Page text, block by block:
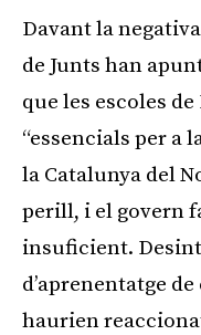
Davant la
de Junts han
que les escoles
“essencials per a
la Catalunya del
perill, i el govern
insuficient.
d’aprenentatge
haurien